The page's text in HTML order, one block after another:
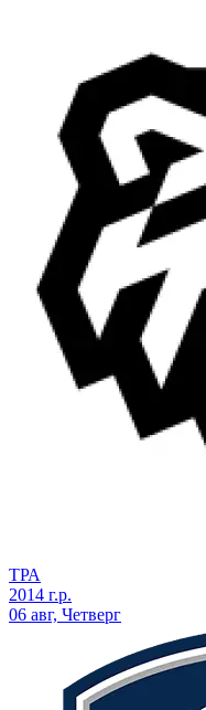
ТРА
2014 г.р.
06 авг, Четверг